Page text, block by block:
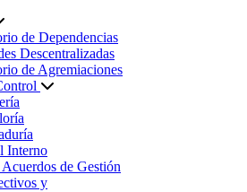
de Dependencias
Descentralizadas
de Agremiaciones
Interno
de Gestión
y